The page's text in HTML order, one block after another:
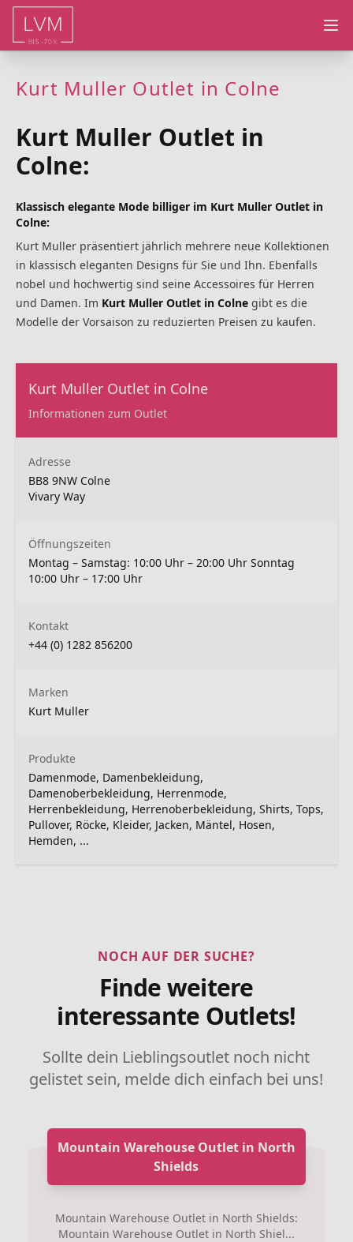
Kurt Muller Outlet in Colne
Kurt Muller Outlet in
Colne:
Klassisch elegante Mode billiger im Kurt Muller Outlet in
Colne:
Kurt Muller präsentiert jährlich mehrere neue Kollektionen
in klassisch eleganten Designs für Sie und Ihn. Ebenfalls
nobel und hochwertig sind seine Accessoires für Herren
und Damen. Im Kurt Muller Outlet in Colne gibt es die
Modelle der Vorsaison zu reduzierten Preisen zu kaufen.
Kurt Muller Outlet in Colne
Informationen zum Outlet
Adresse
BB8 9NW Colne
Vivary Way
Öffnungszeiten
Montag – Samstag: 10:00 Uhr – 20:00 Uhr Sonntag
10:00 Uhr – 17:00 Uhr
Kontakt
+44 (0) 1282 856200
Marken
Kurt Muller
Produkte
Damenmode, Damenbekleidung,
Damenoberbekleidung, Herrenmode,
Herrenbekleidung, Herrenoberbekleidung, Shirts, Tops,
Pullover, Röcke, Kleider, Jacken, Mäntel, Hosen,
Hemden, ...
NOCH AUF DER SUCHE?
Finde weitere
interessante Outlets!
Sollte dein Lieblingsoutlet noch nicht
gelistet sein, melde dich einfach bei uns!
Mountain Warehouse Outlet in North
Shields
Mountain Warehouse Outlet in North Shields:
Mountain Warehouse Outlet in North Shiel...